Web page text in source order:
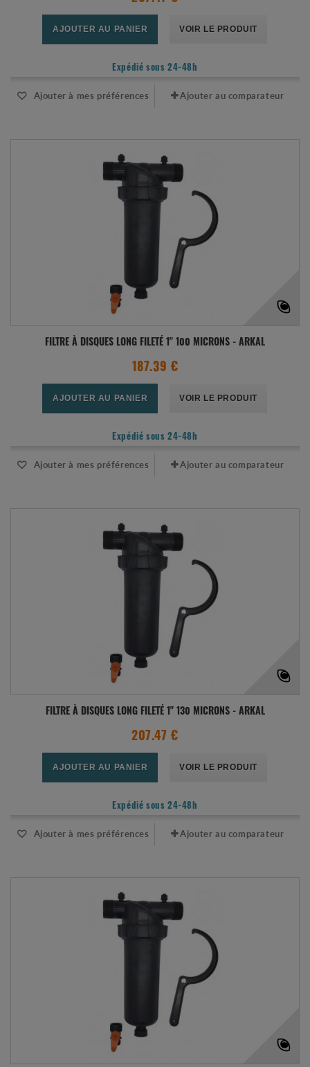
AJOUTER AU PANIER VOIR LE PRODUIT
Expédié sous 24-48h
Ajouter à mes préférences Ajouter au comparateur
FILTRE À DISQUES LONG FILETÉ 1" 100 MICRONS - ARKAL
187.39 €
AJOUTER AU PANIER VOIR LE PRODUIT
Expédié sous 24-48h
Ajouter à mes préférences Ajouter au comparateur
FILTRE À DISQUES LONG FILETÉ 1" 130 MICRONS - ARKAL
207.47 €
AJOUTER AU PANIER VOIR LE PRODUIT
Expédié sous 24-48h
Ajouter à mes préférences Ajouter au comparateur